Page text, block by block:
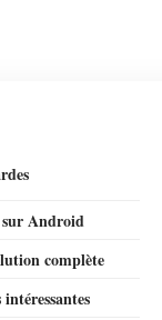
Android
complète